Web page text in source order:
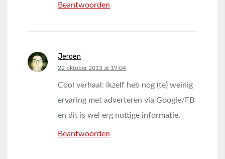
Beantwoorden
Jeroen
says:
22 oktober 2013 at 19:04
Cool verhaal: ikzelf heb nog (te) weinig
ervaring met adverteren via Google/FB
en dit is wel erg nuttige informatie.
Beantwoorden